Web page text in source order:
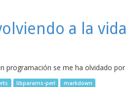
a la vida
programación se me ha olvidado
libparams-perl markdown